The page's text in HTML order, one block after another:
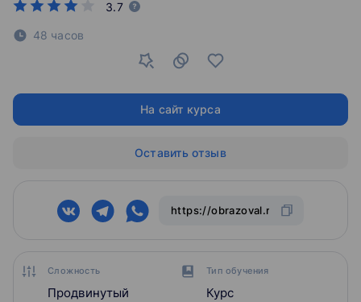
Сложность
Продвинутый
Тип обучения
Курс
3.7
48 часов
На сайт курса
Оставить отзыв